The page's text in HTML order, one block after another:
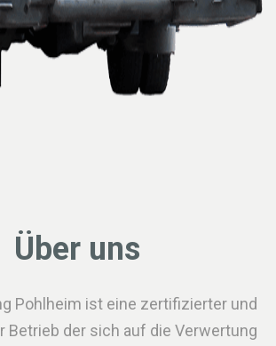
Über uns
Pohlheim ist eine zertifizierter und
Betrieb der sich auf die Verwertung